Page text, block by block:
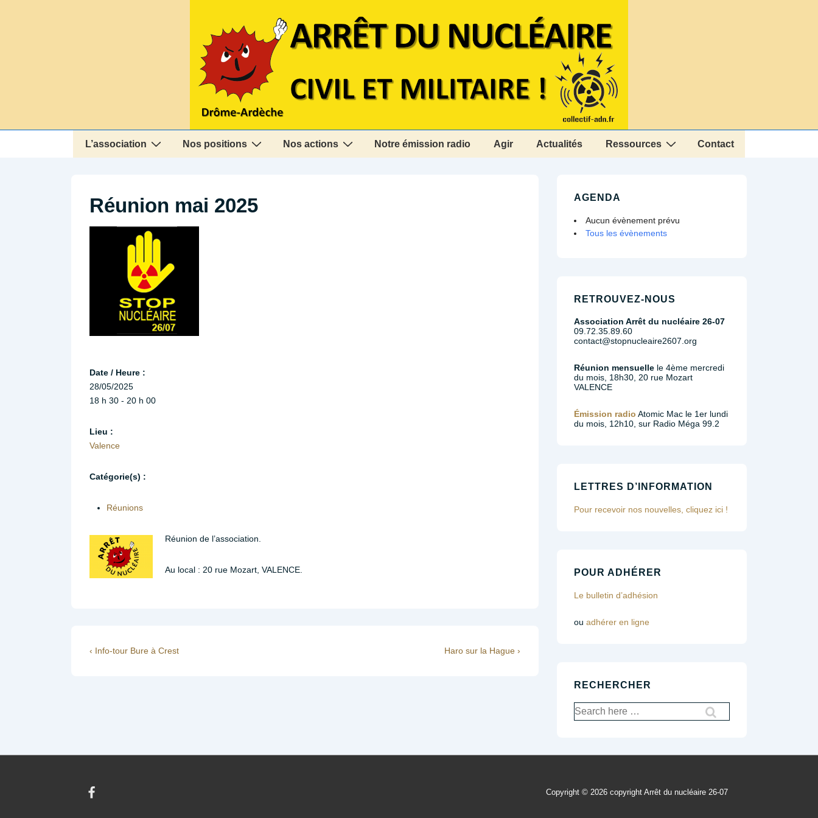
L’association Nos positions Nos actions Notre émission radio Agir Actualités Ressources Contact
Réunion mai 2025
Date / Heure :
28/05/2025
18 h 30 - 20 h 00
Lieu :
Valence
Catégorie(s) :
Réunions
Réunion de l’association.
Au local : 20 rue Mozart, VALENCE.
Navigation
Previous
‹ Info-tour Bure à Crest
Next
Haro sur la Hague ›
AGENDA
Aucun évènement prévu
Tous les évènements
RETROUVEZ-NOUS
Association Arrêt du nucléaire 26-07
09.72.35.89.60
contact@stopnucleaire2607.org
Réunion mensuelle le 4ème mercredi
du mois, 18h30, 20 rue Mozart
VALENCE
Émission radio Atomic Mac le 1er lundi
du mois, 12h10, sur Radio Méga 99.2
LETTRES D’INFORMATION
Pour recevoir nos nouvelles, cliquez ici !
POUR ADHÉRER
Le bulletin d’adhésion
ou adhérer en ligne
RECHERCHER
Recherche
pour:
Copyright © 2026 copyright Arrêt du nucléaire 26-07